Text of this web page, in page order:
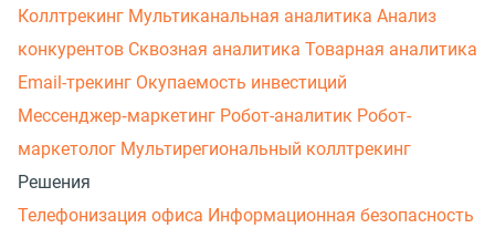
Коллтрекинг Мультиканальная аналитика Анализ
конкурентов Сквозная аналитика Товарная аналитика
Email-трекинг Окупаемость инвестиций
Мессенджер‑маркетинг Робот-аналитик Робот-
маркетолог Мультирегиональный коллтрекинг
Решения
Телефонизация офиса Информационная безопасность